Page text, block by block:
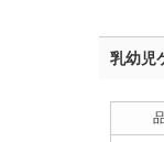
乳幼児